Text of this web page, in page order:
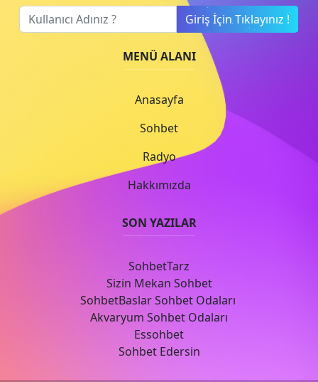
Giriş İçin Tıklayınız !
MENÜ ALANI
Anasayfa
Sohbet
Radyo
Hakkımızda
SON YAZILAR
SohbetTarz
Sizin Mekan Sohbet
SohbetBaslar Sohbet Odaları
Akvaryum Sohbet Odaları
Essohbet
Sohbet Edersin